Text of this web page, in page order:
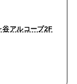
アルコープ2F